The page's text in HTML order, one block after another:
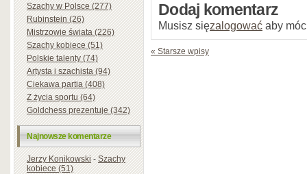
Szachy w Polsce (277)
Rubinstein (26)
Mistrzowie świata (226)
Szachy kobiece (51)
Polskie talenty (74)
Artysta i szachista (94)
Ciekawa partia (408)
Z życia sportu (64)
Goldchess prezentuje (342)
Najnowsze komentarze
Jerzy Konikowski-Szachy
kobiece (51)
Dodaj komentarz
Musisz sięzalogować aby
« Starsze wpisy